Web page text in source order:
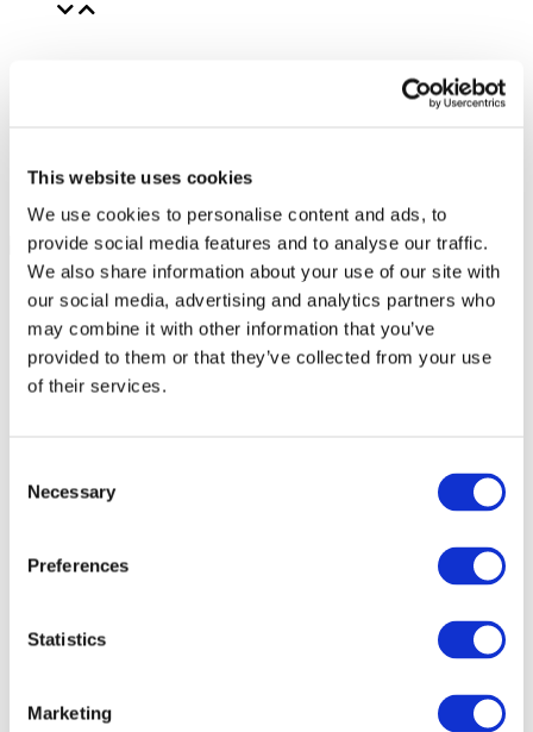
This website uses cookies
We use cookies to personalise content and ads, to
provide social media features and to analyse our traffic.
We also share information about your use of our site with
our social media, advertising and analytics partners who
may combine it with other information that you’ve
provided to them or that they’ve collected from your use
of their services.
Selection
Necessary
Preferences
Statistics
Marketing
Все
мероприятия